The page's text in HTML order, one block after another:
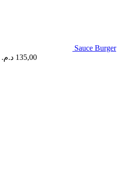
Sauce Burger
135,00 د.م.